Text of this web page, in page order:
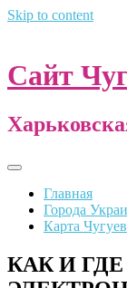
Skip to content
Сайт
Главная
Города
Карта
КАК И